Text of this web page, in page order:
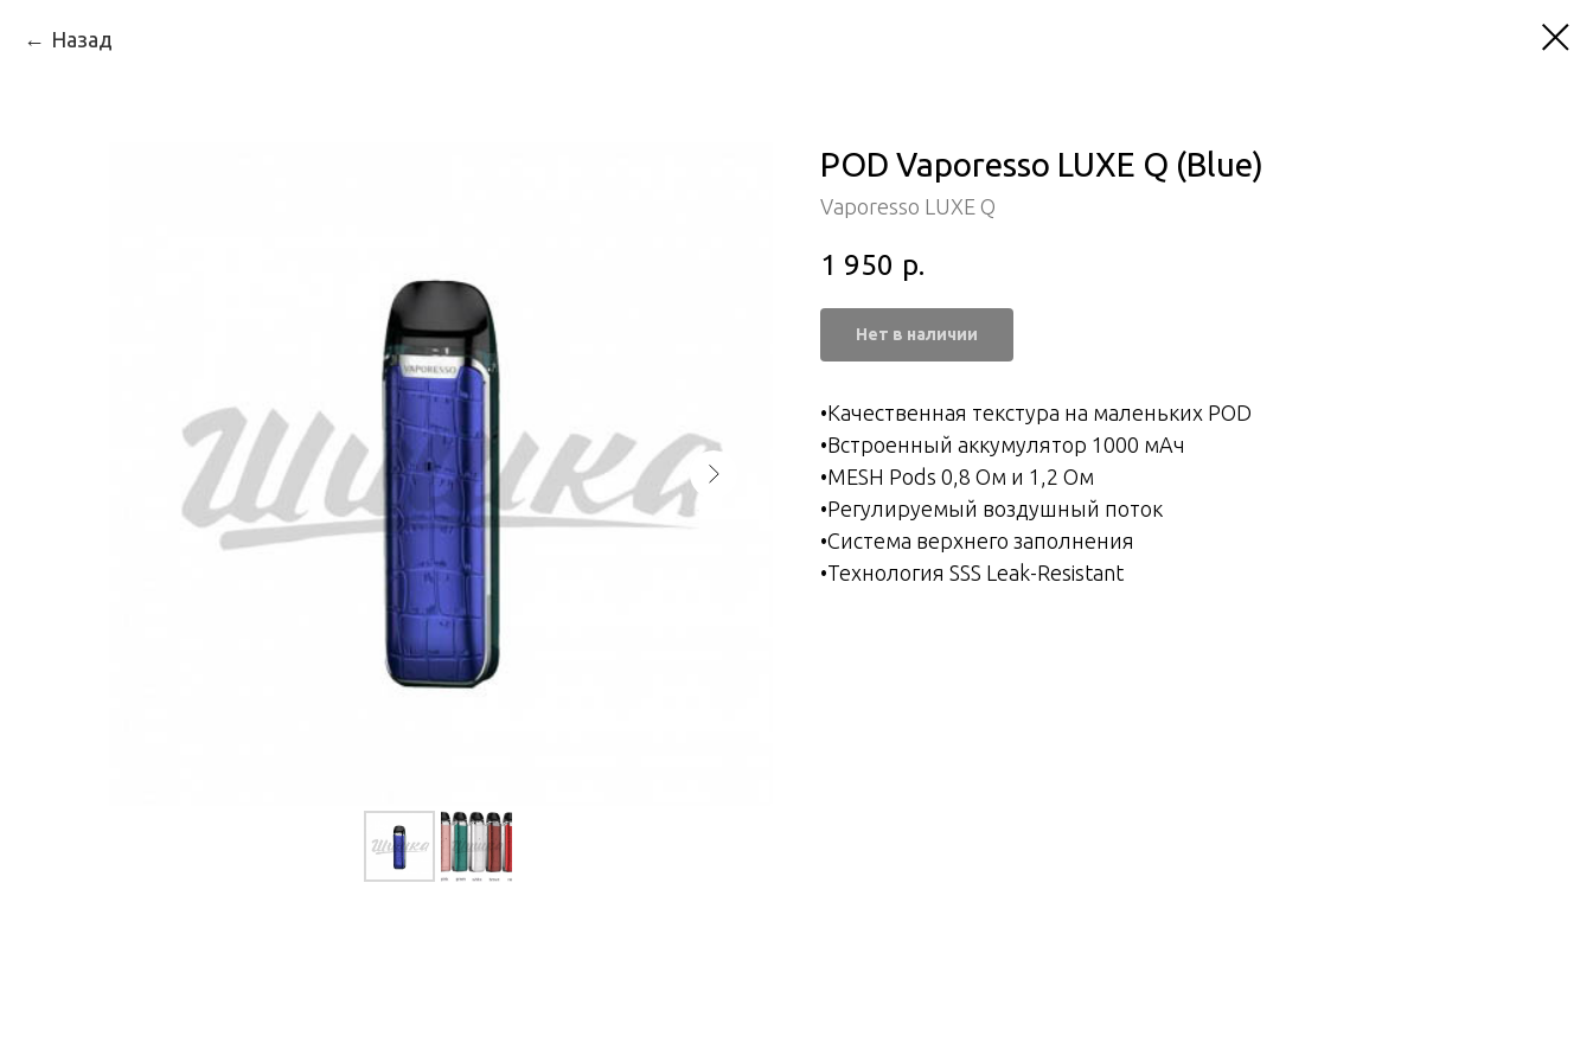
Назад
POD Vaporesso LUXE Q (Blue)
Vaporesso LUXE Q
1 950 р.
Нет в наличии
•Качественная текстура на маленьких POD
•Встроенный аккумулятор 1000 мАч
•MESH Pods 0,8 Ом и 1,2 Ом
•Регулируемый воздушный поток
•Система верхнего заполнения
•Технология SSS Leak-Resistant